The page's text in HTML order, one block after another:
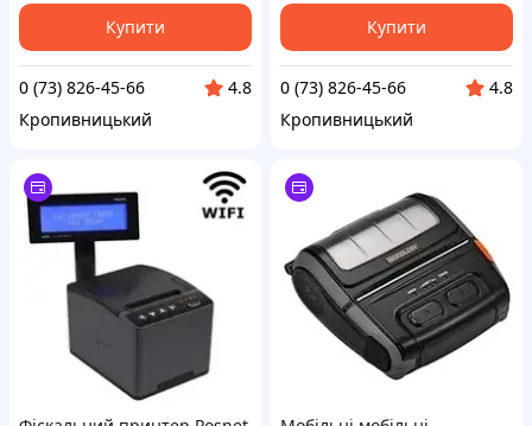
Купити
0 (73) 826-45-66
4.8
Кропивницький
Купити
0 (73) 826-45-66
4.8
Кропивницький